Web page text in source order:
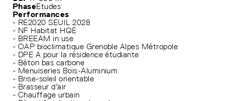
PhaseEtudes
Performances
- RE2020 SEUIL 2028
- NF Habitat HQE
- BREEAM in use
- OAP bioclimatique Grenoble Alpes Métropole
- DPE A pour la résidence étudiante
- Béton bas carbone
- Menuiseries Bois-Aluminium
- Brise-soleil orientable
- Brasseur d’air
- Chauffage urbain